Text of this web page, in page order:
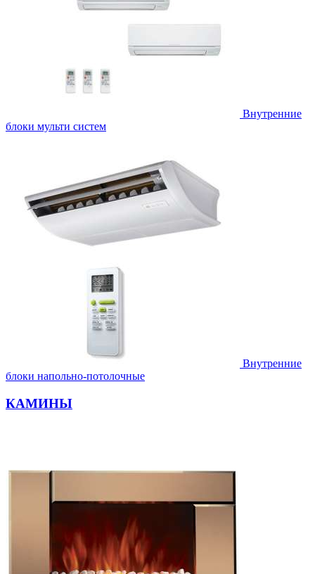
Внутренние
блоки мульти систем
Внутренние
блоки напольно-потолочные
КАМИНЫ